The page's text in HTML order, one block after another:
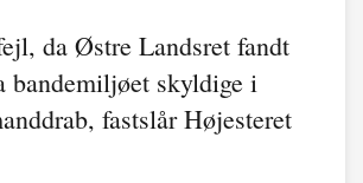
da Østre Landsret fandt
bandemiljøet skyldige i
fastslår Højesteret